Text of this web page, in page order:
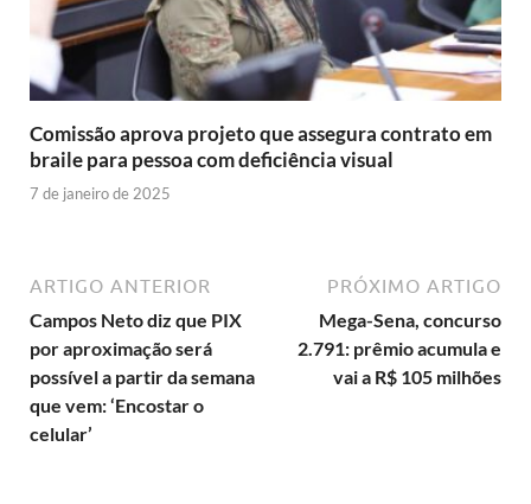
Comissão aprova projeto que assegura contrato em
braile para pessoa com deficiência visual
7 de janeiro de 2025
ARTIGO ANTERIOR
Campos Neto diz que PIX
por aproximação será
possível a partir da semana
que vem: ‘Encostar o
celular’
PRÓXIMO ARTIGO
Mega-Sena, concurso
2.791: prêmio acumula e
vai a R$ 105 milhões